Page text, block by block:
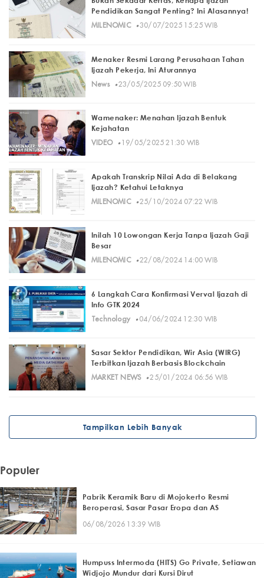
Pendidikan Sangat Penting? Ini Alasannya!
MILENOMIC· 30/07/2025 15:25 WIB
Menaker Resmi Larang Perusahaan Tahan
Ijazah Pekerja, Ini Aturannya
News· 23/05/2025 09:50 WIB
Wamenaker: Menahan Ijazah Bentuk
Kejahatan
VIDEO· 19/05/2025 21:30 WIB
Apakah Transkrip Nilai Ada di Belakang
Ijazah? Ketahui Letaknya
MILENOMIC· 25/10/2024 07:22 WIB
Inilah 10 Lowongan Kerja Tanpa Ijazah Gaji
Besar
MILENOMIC· 22/08/2024 14:00 WIB
6 Langkah Cara Konfirmasi Verval Ijazah di
Info GTK 2024
Technology
· 04/06/2024 12:30 WIB
Sasar Sektor Pendidikan, Wir Asia (WIRG)
Terbitkan Ijazah Berbasis Blockchain
MARKET NEWS· 25/01/2024 06:56 WIB
Tampilkan Lebih Banyak
Populer
Pabrik Keramik Baru di Mojokerto Resmi
Beroperasi, Sasar Pasar Eropa dan AS
06/08/2026 13:39 WIB
Humpuss Intermoda (HITS) Go Private, Setiawan
Widjojo Mundur dari Kursi Dirut